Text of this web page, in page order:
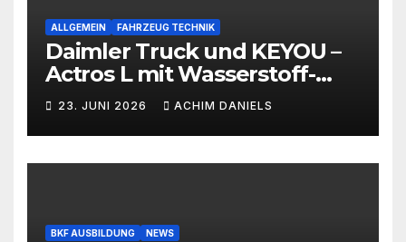
ALLGEMEIN FAHRZEUG TECHNIK
Daimler Truck und KEYOU –
Actros L mit Wasserstoff-
Verbrennermotor
23. JUNI 2026 ACHIM DANIELS
BKF AUSBILDUNG NEWS